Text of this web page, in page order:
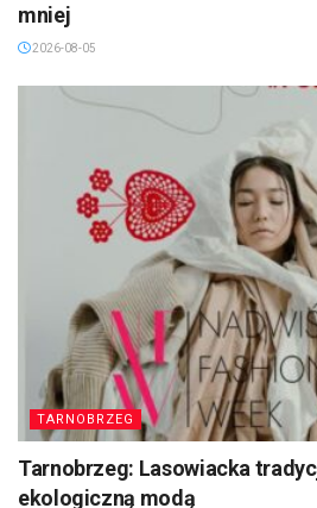
mniej
2026-08-05
TARNOBRZEG
Tarnobrzeg: Lasowiacka
ekologiczną modą